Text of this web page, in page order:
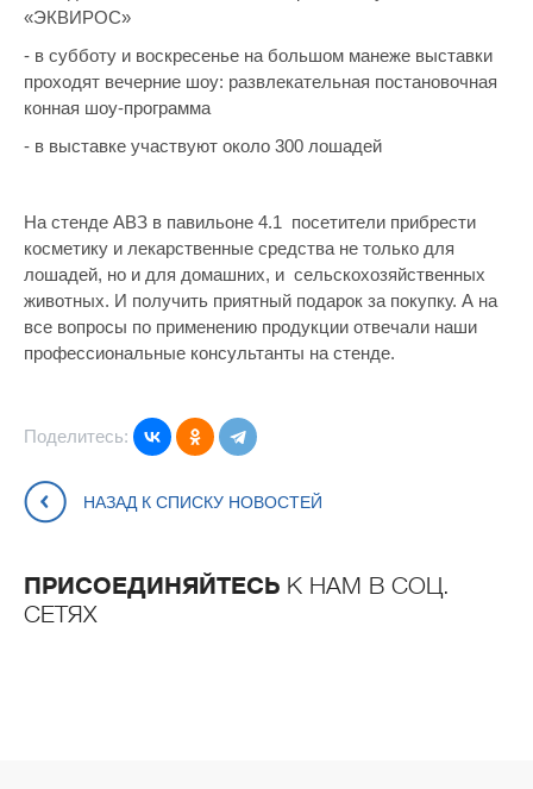
«ЭКВИРОС»
- в субботу и воскресенье на большом манеже выставки
проходят вечерние шоу: развлекательная постановочная
конная шоу-программа
- в выставке участвуют около 300 лошадей
На стенде АВЗ в павильоне 4.1 посетители прибрести
косметику и лекарственные средства не только для
лошадей, но и для домашних, и сельскохозяйственных
животных. И получить приятный подарок за покупку. А на
все вопросы по применению продукции отвечали наши
профессиональные консультанты на стенде.
Поделитесь:
НАЗАД К СПИСКУ НОВОСТЕЙ
ПРИСОЕДИНЯЙТЕСЬ К НАМ В СОЦ.
СЕТЯХ